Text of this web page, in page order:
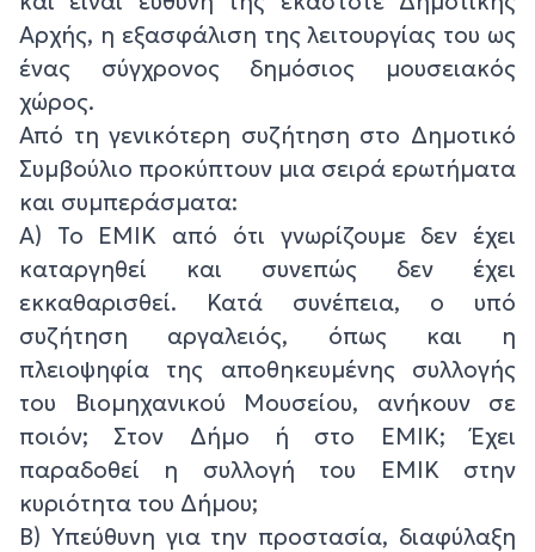
Αρχής, η εξασφάλιση της λειτουργίας του ως
ένας σύγχρονος δημόσιος μουσειακός
χώρος.
Από τη γενικότερη συζήτηση στο Δημοτικό
Συμβούλιο προκύπτουν μια σειρά ερωτήματα
και συμπεράσματα:
Α) Το ΕΜΙΚ από ότι γνωρίζουμε δεν έχει
καταργηθεί και συνεπώς δεν έχει
εκκαθαρισθεί. Κατά συνέπεια, ο υπό
συζήτηση αργαλειός, όπως και η
πλειοψηφία της αποθηκευμένης συλλογής
του Βιομηχανικού Μουσείου, ανήκουν σε
ποιόν; Στον Δήμο ή στο ΕΜΙΚ; Έχει
παραδοθεί η συλλογή του ΕΜΙΚ στην
κυριότητα του Δήμου;
Β) Υπεύθυνη για την προστασία, διαφύλαξη